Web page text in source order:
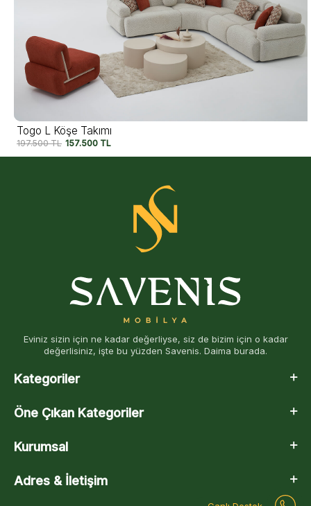
Togo L Köşe Takımı
197.500TL 157.500TL
Eviniz sizin için ne kadar değerliyse, siz de bizim için o kadar
değerlisiniz, işte bu yüzden Savenis. Daima burada.
Kategoriler
Öne Çıkan Kategoriler
Kurumsal
Adres & İletişim